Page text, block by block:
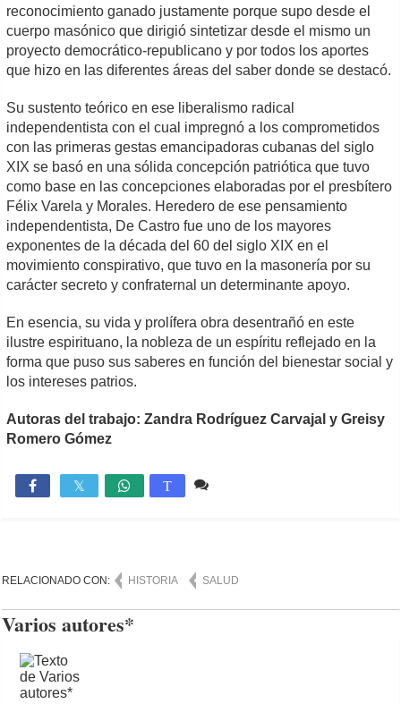
reconocimiento ganado justamente porque supo desde el
cuerpo masónico que dirigió sintetizar desde el mismo un
proyecto democrático-republicano y por todos los aportes
que hizo en las diferentes áreas del saber donde se destacó.
Su sustento teórico en ese liberalismo radical
independentista con el cual impregnó a los comprometidos
con las primeras gestas emancipadoras cubanas del siglo
XIX se basó en una sólida concepción patriótica que tuvo
como base en las concepciones elaboradas por el presbítero
Félix Varela y Morales. Heredero de ese pensamiento
independentista, De Castro fue uno de los mayores
exponentes de la década del 60 del siglo XIX en el
movimiento conspirativo, que tuvo en la masonería por su
carácter secreto y confraternal un determinante apoyo.
En esencia, su vida y prolífera obra desentrañó en este
ilustre espirituano, la nobleza de un espíritu reflejado en la
forma que puso sus saberes en función del bienestar social y
los intereses patrios.
Autoras del trabajo: Zandra Rodríguez Carvajal y Greisy
Romero Gómez
 T
RELACIONADO CON: HISTORIA SALUD
Varios autores*